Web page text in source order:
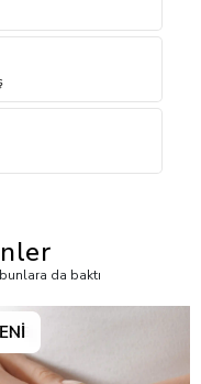
da baktı